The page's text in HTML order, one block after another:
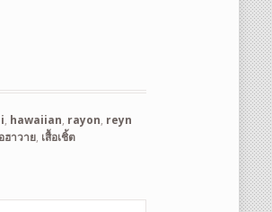
, hawaiian, rayon, reyn
ฮาวาย, เสื้อเชิ้ต